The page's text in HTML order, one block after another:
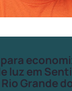
luz em
Grande